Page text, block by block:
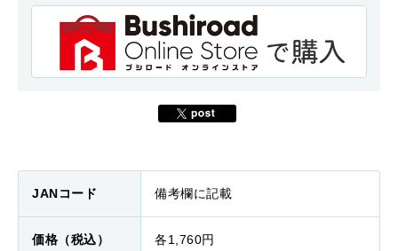
JANコード 備考欄に記載
価格（税込） 各1,760円